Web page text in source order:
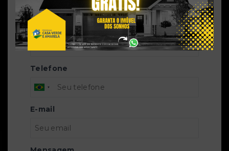
rubens.andrade.corretor@gmail.com
Nome
Telefone
E-mail